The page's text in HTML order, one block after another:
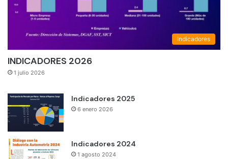
Indicadores
INDICADORES 2026
1 julio 2026
Indicadores 2025
6 enero 2026
Indicadores 2024
1 agosto 2024